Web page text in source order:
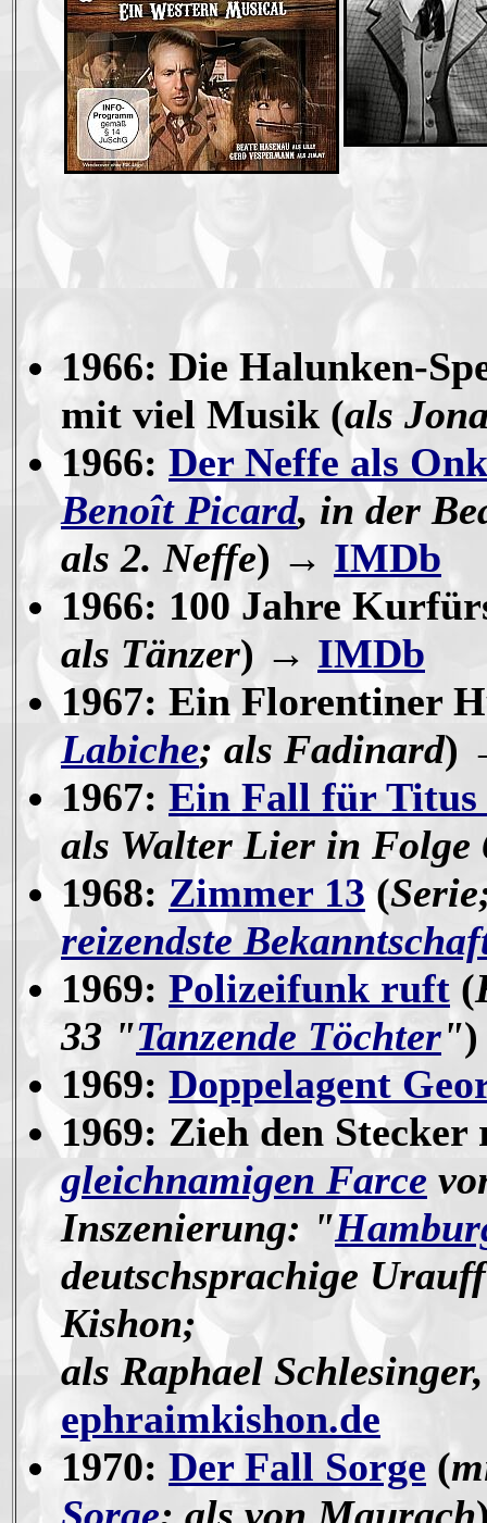
1966: Die Halunken-
mit viel Musik (als
1966: Der Neffe als
Benoît Picard, in der
als 2. Neffe) → IMDb
1966: 100 Jahre
als Tänzer) → IMDb
1967: Ein Florentiner
Labiche; als Fadinard)
1967: Ein Fall für Titus
als Walter Lier in Folge
1968: Zimmer 13 (
reizendste
1969: Polizeifunk ruft (
33 "Tanzende Töchter")
1969: Doppelagent
1969: Zieh den Stecker
gleichnamigen Farce
Inszenierung: "
deutschsprachige
Kishon;
als Raphael
ephraimkishon.de
1970: Der Fall Sorge (